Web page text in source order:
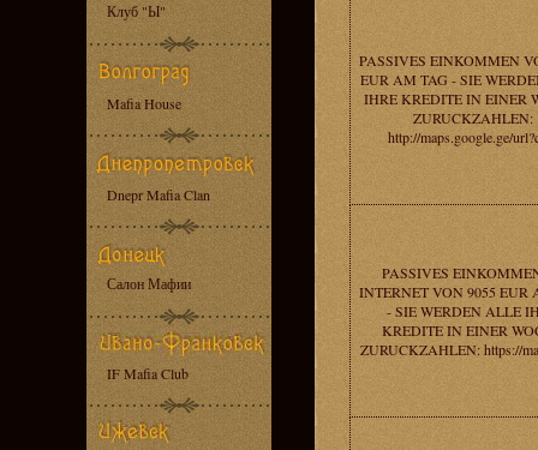
Клуб "Ы"
Mafia House
Dnepr Mafia Clan
Салон Мафии
IF Mafia Club
PASSIVES EINKOMMEN
EUR AM TAG - SIE
IHRE KREDITE IN EINER
ZURUCKZAHLEN:
http://maps.google.ge/
PASSIVES
INTERNET VON 9055 EUR
- SIE WERDEN ALLE
KREDITE IN EINER
ZURUCKZAHLEN: https://